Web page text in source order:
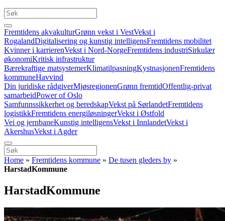
Fremtidens akvakulturGrønn vekst i VestVekst i
RogalandDigitalisering og kunstig intelligensFremtidens mobilitet
Kvinner i karrierenVekst i Nord-NorgeFremtidens industriSirkulær
økonomiKritisk infrastruktur
Bærekraftige matsystemerKlimatilpasningKystnasjonenFremtidens
kommuneHavvind
Din juridiske rådgiverMjøsregionenGrønn fremtidOffentlig-privat
samarbeidPower of Oslo
Samfunnssikkerhet og beredskapVekst på SørlandetFremtidens
logistikkFremtidens energiløsningerVekst i Østfold
Vei og jernbaneKunstig intelligensVekst i InnlandetVekst i
AkershusVekst i Agder
Home » Fremtidens kommune » De tusen gleders by »
HarstadKommune
HarstadKommune